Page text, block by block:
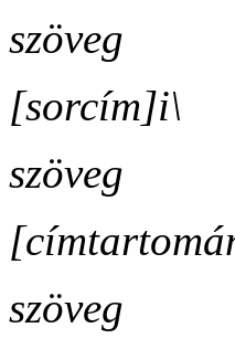
szöveg
[sorcím]i\
szöveg
szöveg